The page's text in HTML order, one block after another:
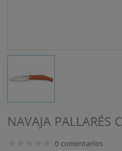
NAVAJA PALLARÉS
0 comentarios